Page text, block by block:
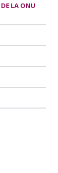
LA ONU